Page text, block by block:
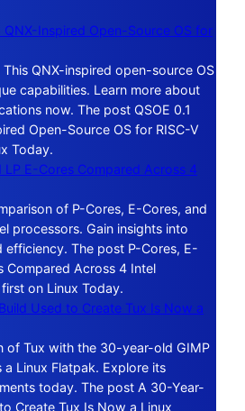
QNX-Inspired Open-Source OS for
This QNX-inspired open-source OS
capabilities. Learn more about
now. The post QSOE 0.1
Open-Source OS for RISC-V
Today.
LP E-Cores Compared Across 4
of P-Cores, E-Cores, and
processors. Gain insights into
efficiency. The post P-Cores, E-
Compared Across 4 Intel
on Linux Today.
Used to Create Tux Is Now a
of Tux with the 30-year-old GIMP
Linux Flatpak. Explore its
today. The post A 30-Year-
Create Tux Is Now a Linux